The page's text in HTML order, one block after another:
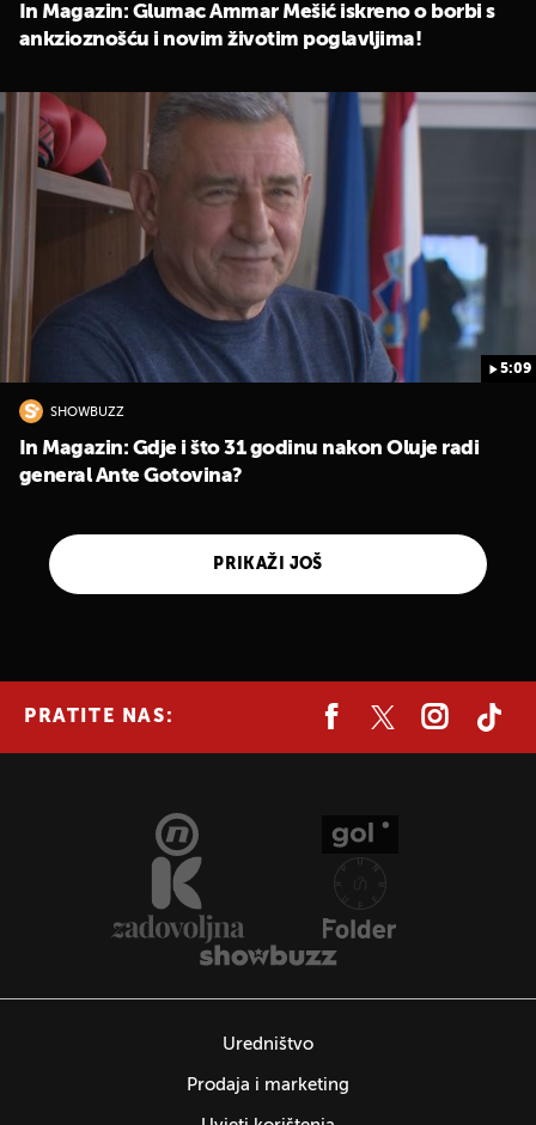
In Magazin: Glumac Ammar Mešić iskreno o borbi s
ankzioznošću i novim životim poglavljima!
5:09
SHOWBUZZ
In Magazin: Gdje i što 31 godinu nakon Oluje radi
general Ante Gotovina?
PRIKAŽI JOŠ
PRATITE NAS:
Uredništvo
Prodaja i marketing